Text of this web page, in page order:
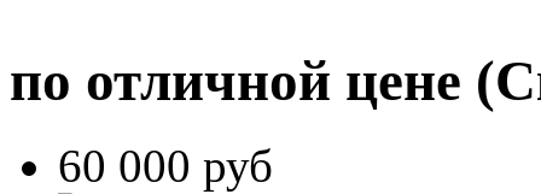
по отличной цене
60 000 руб